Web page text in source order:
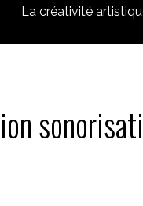
La créativité